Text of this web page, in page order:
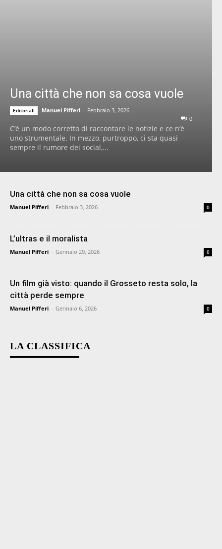
Una città che non sa cosa vuole
Editoriali Manuel Pifferi - Febbraio 3, 2026
0
C’è un modo corretto di raccontare le notizie e ce n’è
uno strumentale. In mezzo, purtroppo, ci sta quasi
sempre il rumore dei social,...
Una città che non sa cosa vuole
Manuel Pifferi - Febbraio 3, 2026 0
L’ultras e il moralista
Manuel Pifferi - Gennaio 29, 2026 0
Un film già visto: quando il Grosseto resta solo, la
città perde sempre
Manuel Pifferi - Gennaio 6, 2026 0
LA CLASSIFICA